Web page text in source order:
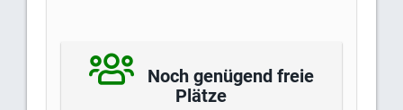
Noch genügend freie
Plätze